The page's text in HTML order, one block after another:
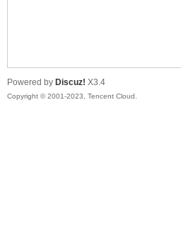
Powered by Discuz! X3.4
Copyright © 2001-2023, Tencent Cloud.